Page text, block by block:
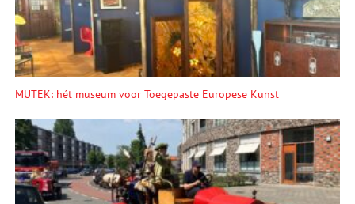
MUTEK: hét museum voor Toegepaste Europese Kunst